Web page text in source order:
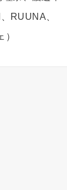
RUUNA、